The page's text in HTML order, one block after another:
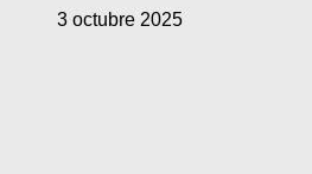
3 octubre 2025